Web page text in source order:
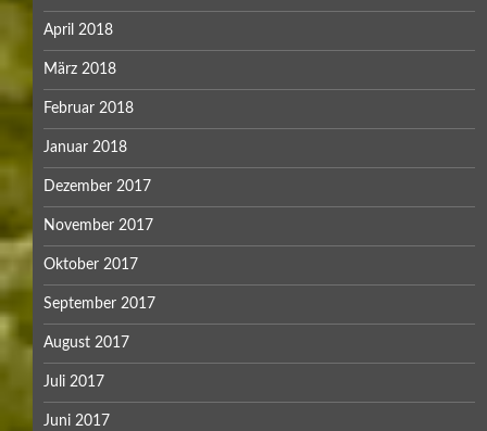
April 2018
März 2018
Februar 2018
Januar 2018
Dezember 2017
November 2017
Oktober 2017
September 2017
August 2017
Juli 2017
Juni 2017